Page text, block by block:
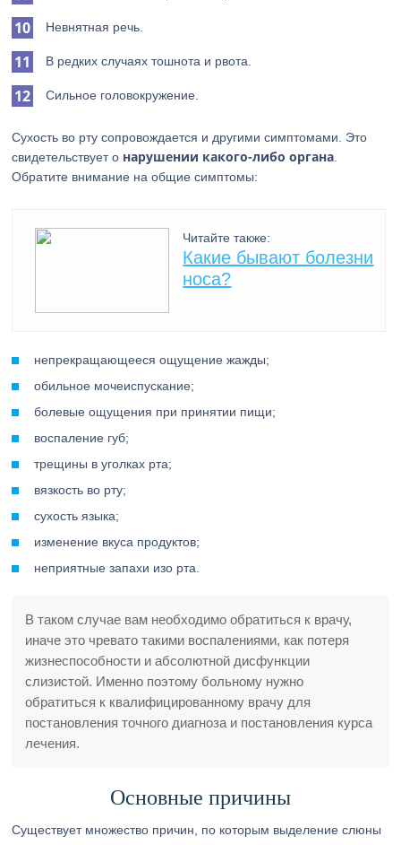
Невнятная речь.
В редких случаях тошнота и рвота.
Сильное головокружение.
Сухость во рту сопровождается и другими симптомами. Это
свидетельствует о нарушении какого-либо органа
Обратите внимание на общие симптомы:
Читайте также:
Какие бывают болезни
носа?
непрекращающееся ощущение жажды;
обильное мочеиспускание;
болевые ощущения при принятии пищи;
воспаление губ;
трещины в уголках рта;
вязкость во рту;
сухость языка;
изменение вкуса продуктов;
неприятные запахи изо рта.
В таком случае вам необходимо обратиться к врачу,
иначе это чревато такими воспалениями, как потеря
жизнеспособности и абсолютной дисфункции
слизистой. Именно поэтому больному нужно
обратиться к квалифицированному врачу для
постановления точного диагноза и постановления курса
лечения.
Основные причины
Существует множество причин, по которым выделение слюны